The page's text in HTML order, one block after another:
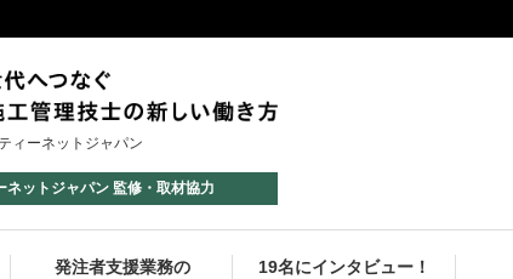
ィーネットジャパン
ットジャパン 監修・取材協力
発注者支援業務の
19名にインタビュー！